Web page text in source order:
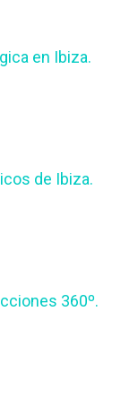
en Ibiza.
de Ibiza.
360º.